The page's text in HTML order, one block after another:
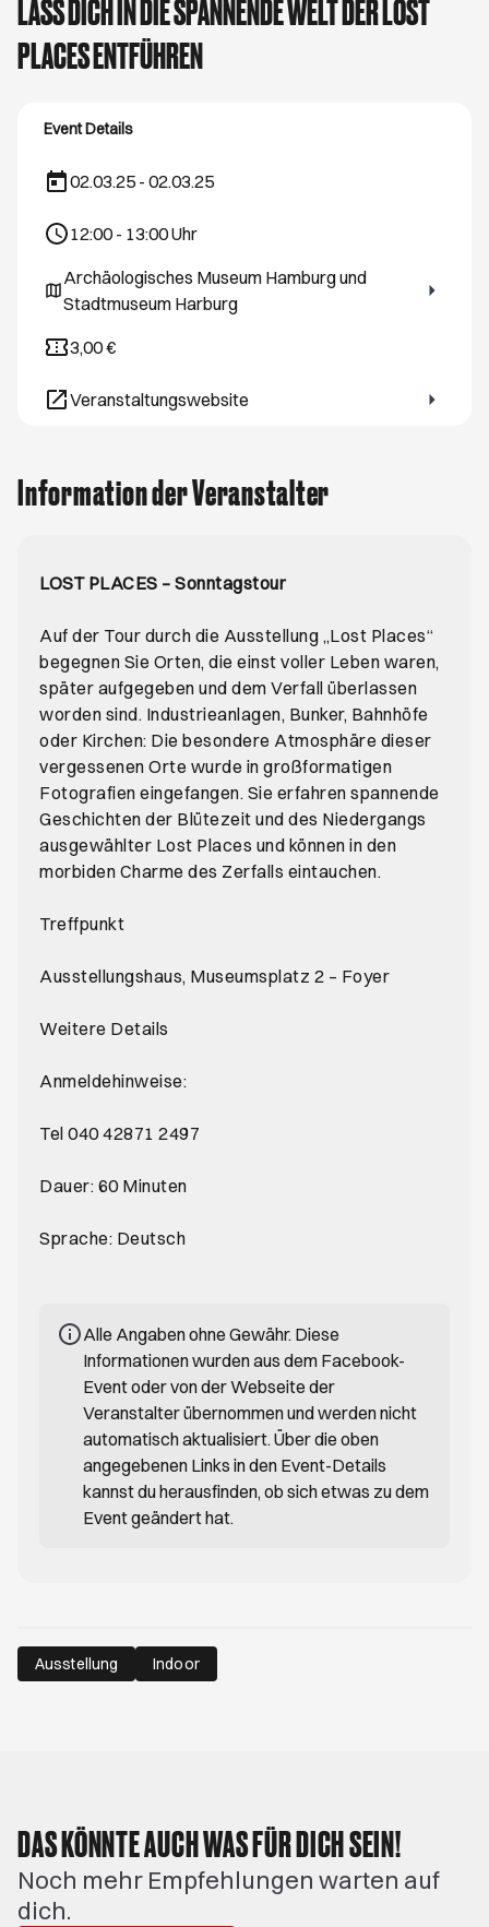
LASS DICH IN DIE SPANNENDE WELT DER LOST
PLACES ENTFÜHREN
Event Details
02.03.25 - 02.03.25
12:00 - 13:00Uhr
Archäologisches Museum Hamburg und
Stadtmuseum Harburg
Öffnet ein neues Browser-Tab
3,00 €
Veranstaltungswebsite
Öffnet ein neues Browser-Tab
Information der Veranstalter
LOST PLACES – Sonntagstour
Auf der Tour durch die Ausstellung „Lost Places“
begegnen Sie Orten, die einst voller Leben waren,
später aufgegeben und dem Verfall überlassen
worden sind. Industrieanlagen, Bunker, Bahnhöfe
oder Kirchen: Die besondere Atmosphäre dieser
vergessenen Orte wurde in großformatigen
Fotografien eingefangen. Sie erfahren spannende
Geschichten der Blütezeit und des Niedergangs
ausgewählter Lost Places und können in den
morbiden Charme des Zerfalls eintauchen.
Treffpunkt
Ausstellungshaus, Museumsplatz 2 – Foyer
Weitere Details
Anmeldehinweise:
Tel 040 42871 2497
Dauer: 60 Minuten
Sprache: Deutsch
Alle Angaben ohne Gewähr. Diese
Informationen wurden aus dem Facebook-
Event oder von der Webseite der
Veranstalter übernommen und werden nicht
automatisch aktualisiert. Über die oben
angegebenen Links in den Event-Details
kannst du herausfinden, ob sich etwas zu dem
Event geändert hat.
Ausstellung Indoor
DAS KÖNNTE AUCH WAS FÜR DICH SEIN!
Noch mehr Empfehlungen warten auf
dich.